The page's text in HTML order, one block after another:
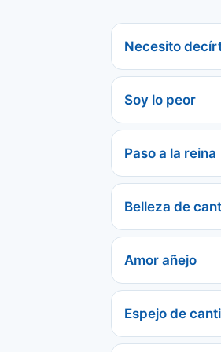
Necesito
Soy lo peor
Paso a la reina
Belleza de
Amor añejo
Espejo de